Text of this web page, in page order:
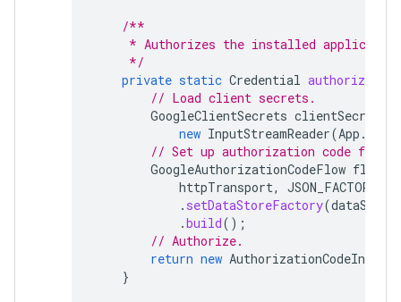
/**
* Authorizes the installed
     */
private static Credential authorize
// Load client secrets.
GoogleClientSecrets clientSecrets
new InputStreamReader(App .
// Set up authorization code flow.
GoogleAuthorizationCodeFlow flow
httpTransport, JSON_FACTORY
. setDataStoreFactory(
.build();
// Authorize.
return new
}